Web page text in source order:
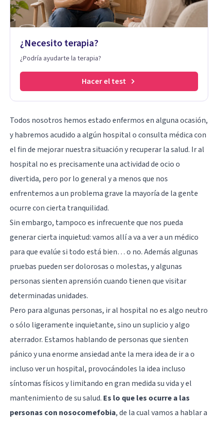
¿Necesito terapia?
¿Podría ayudarte la terapia?
Hacer el test
Todos nosotros hemos estado enfermos en alguna ocasión,
y habremos acudido a algún hospital o consulta médica con
el fin de mejorar nuestra situación y recuperar la salud. Ir al
hospital no es precisamente una actividad de ocio o
divertida, pero por lo general y a menos que nos
enfrentemos a un problema grave la mayoría de la gente
ocurre con cierta tranquilidad.
Sin embargo, tampoco es infrecuente que nos pueda
generar cierta inquietud: vamos allí a va a ver a un médico
para que evalúe si todo está bien… o no. Además algunas
pruebas pueden ser dolorosas o molestas, y algunas
personas sienten aprensión cuando tienen que visitar
determinadas unidades.
Pero para algunas personas, ir al hospital no es algo neutro
o sólo ligeramente inquietante, sino un suplicio y algo
aterrador. Estamos hablando de personas que sienten
pánico y una enorme ansiedad ante la mera idea de ir a o
incluso ver un hospital, provocándoles la idea incluso
síntomas físicos y limitando en gran medida su vida y el
mantenimiento de su salud. Es lo que les ocurre a las
personas con nosocomefobia, de la cual vamos a hablar a